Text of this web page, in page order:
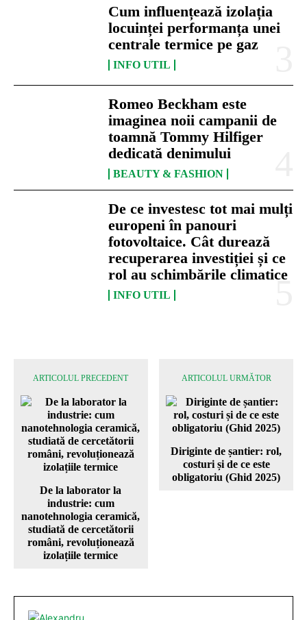
Cum influențează izolația
locuinței performanța unei
centrale termice pe gaz
INFO UTIL
Romeo Beckham este
imaginea noii campanii de
toamnă Tommy Hilfiger
dedicată denimului
BEAUTY & FASHION
De ce investesc tot mai mulți
europeni în panouri
fotovoltaice. Cât durează
recuperarea investiției și ce
rol au schimbările climatice
INFO UTIL
ARTICOLUL PRECEDENT
De la laborator la
industrie: cum
nanotehnologia ceramică,
studiată de cercetătorii
români, revoluționează
izolațiile termice
ARTICOLUL URMĂTOR
Diriginte de șantier: rol,
costuri și de ce este
obligatoriu (Ghid 2025)